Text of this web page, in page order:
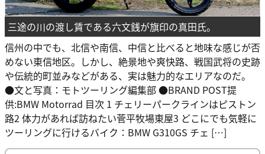
三途の川の渡し賃である六文銭が旗印の真田氏。
信州の中でも、北信や南信、中信と比べると地味な感じが否
めない東信地区。しかし、絶景地や爽快路、戦国武将の史跡
や伝統的町並みなどがある、実は魅力的なエリアなのだ。
●文と写真：モトツーリング編集部 ●BRAND POST提
供:BMW Motorrad 目次 1 チェリーパークラインはピストン
路2 体力があれば訪ねたい菅平牧場東屋3 どこにでも気軽に
ツーリングに行けるバイク：BMW G310GS チェ […]